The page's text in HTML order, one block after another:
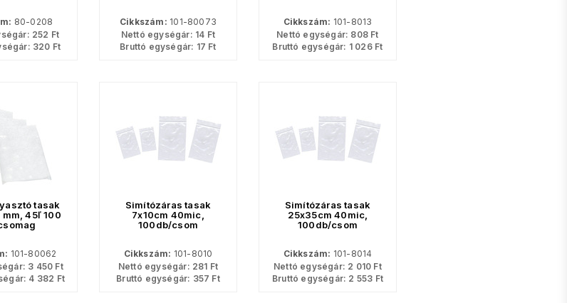
80-0208
252 Ft
320 Ft
Cikkszám: 101-80073
Nettó egységár: 14 Ft
Bruttó egységár: 17 Ft
Cikkszám: 101-8013
Nettó egységár: 808 Ft
Bruttó egységár: 1 026Ft
tasak
45ľ 100
101-80062
3 450 Ft
4 382 Ft
Simítózáras tasak
7x10cm 40mic,
100db/csom
Cikkszám: 101-8010
Nettó egységár: 281 Ft
Bruttó egységár: 357 Ft
Simítózáras tasak
25x35cm 40mic,
100db/csom
Cikkszám: 101-8014
Nettó egységár: 2 010 Ft
Bruttó egységár: 2 553 Ft